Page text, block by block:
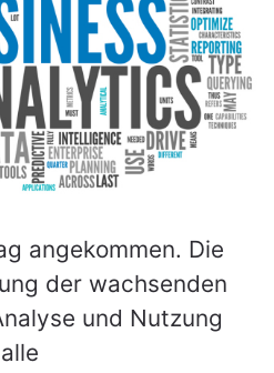
Experten
angekommen. Die
der wachsenden
und Nutzung